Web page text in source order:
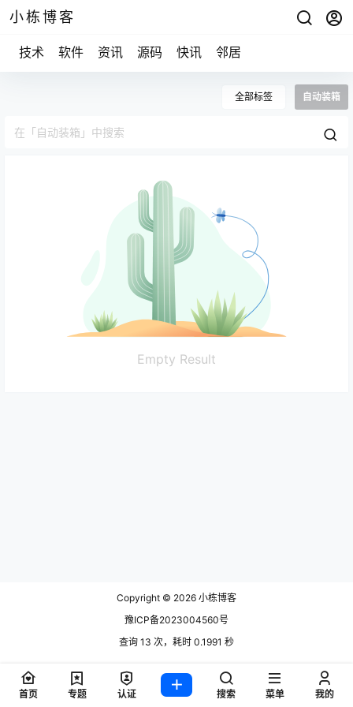
小栋博客
技术 软件 资讯 源码 快讯 邻居
全部标签 自动装箱
Empty Result
Copyright © 2026 小栋博客
豫ICP备2023004560号
查询 13 次，耗时 0.1991 秒
首页 专题 认证 搜索 菜单 我的